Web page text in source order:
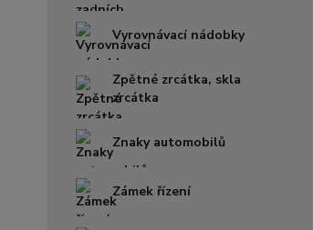
Vyrovnávací nádobky
Zpětné zrcátka, skla
zrcátka
Znaky automobilů
Zámek řízení